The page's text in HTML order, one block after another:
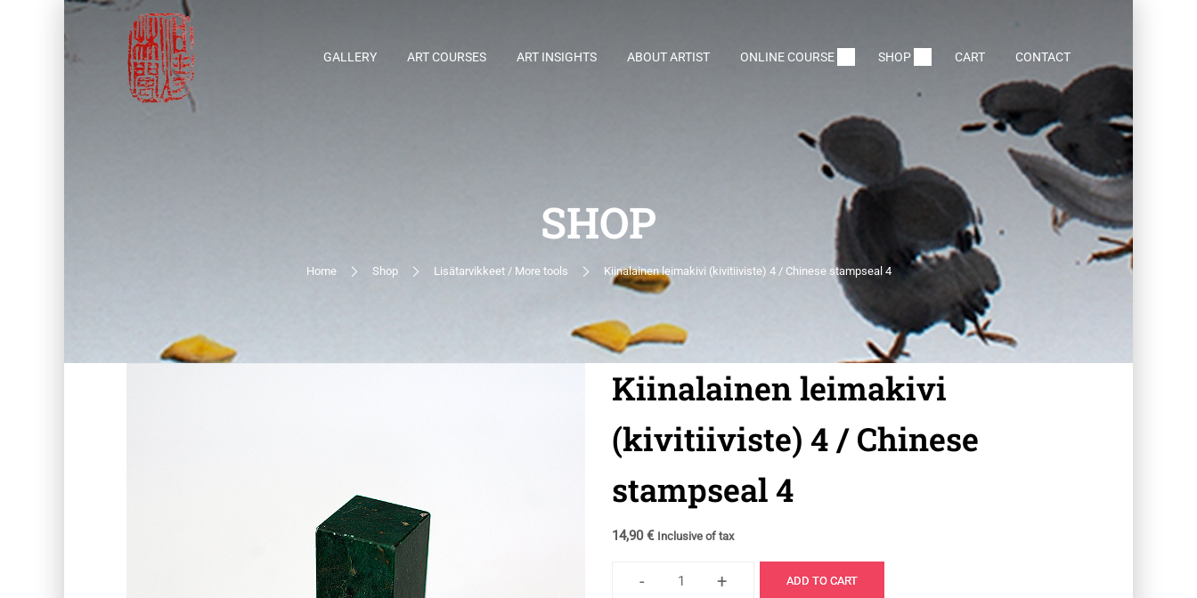
GALLERY ART COURSES ART INSIGHTS ABOUT ARTIST ONLINE COURSE SHOP CART CONTACT
SHOP
Home Shop Lisätarvikkeet / More tools Kiinalainen leimakivi (kivitiiviste) 4 / Chinese stampseal 4
Kiinalainen leimakivi
(kivitiiviste) 4 / Chinese
stampseal 4
14,90€ Inclusive of tax
- + ADD TO CART